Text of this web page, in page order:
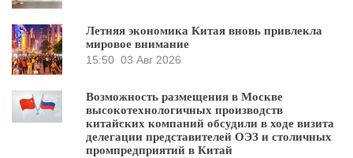
Летняя экономика Китая вновь привлекла
мировое внимание
15:50 03 Авг 2026
Возможность размещения в Москве
высокотехнологичных производств
китайских компаний обсудили в ходе визита
делегации представителей ОЭЗ и столичных
промпредприятий в Китай